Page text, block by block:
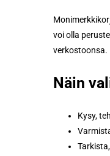
voi olla
verkostoonsa.
Näin
Kysy,